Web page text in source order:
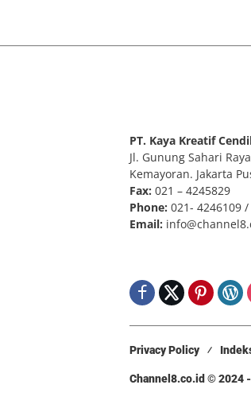
PT. Kaya Kreatif
Jl. Gunung Sahari
Kemayoran. Jakarta
Fax: 021 – 4245829
Phone: 021- 4246109
Email:
Privacy Policy
Channel8.co.id © 2024